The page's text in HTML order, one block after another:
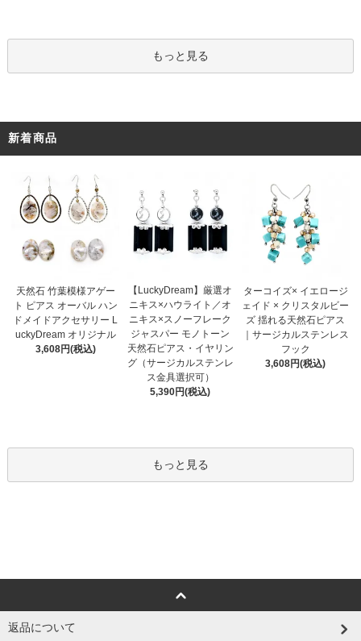
もっと見る
新着商品
天然石 竹葉模様アゲー
ト ピアス オーバル ハン
ドメイドアクセサリー L
uckyDream オリジナル
3,608円(税込)
【LuckyDream】厳選オ
ニキス×ハウライト／オ
ニキス×スノーフレーク
ジャスパー モノトーン
天然石ピアス・イヤリン
グ（サージカルステンレ
ス金具選択可）
5,390円(税込)
ターコイズ× イエロージ
ェイド × クリスタルビー
ズ 揺れる天然石ピアス
｜サージカルステンレス
フック
3,608円(税込)
もっと見る
返品について